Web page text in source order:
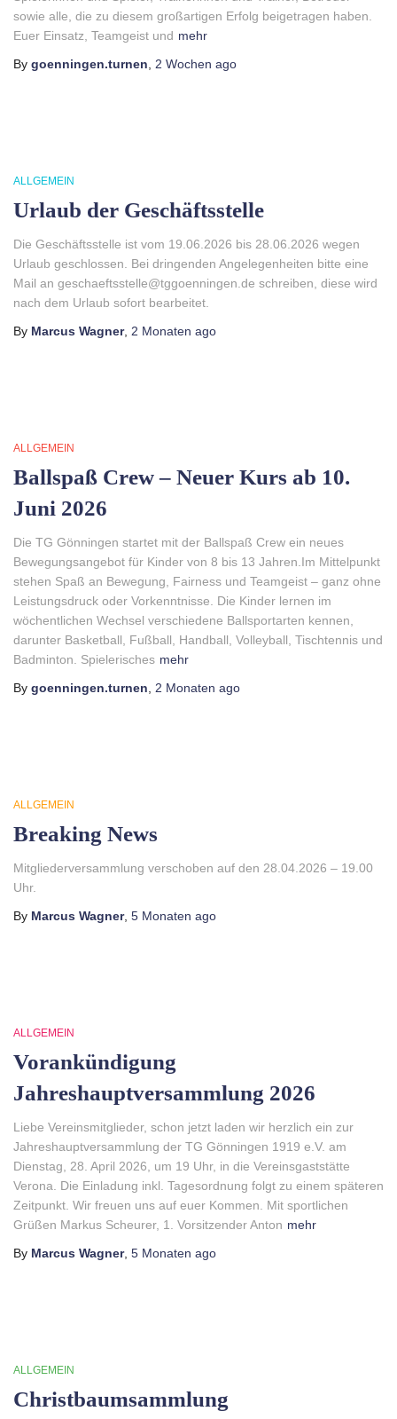
sowie alle, die zu diesem großartigen Erfolg beigetragen haben.
Euer Einsatz, Teamgeist und mehr
By goenningen.turnen 2 Wochen ago
ALLGEMEIN
Urlaub der Geschäftsstelle
Die Geschäftsstelle ist vom 19.06.2026 bis 28.06.2026 wegen
Urlaub geschlossen. Bei dringenden Angelegenheiten bitte eine
Mail an geschaeftsstelle@tggoenningen.de schreiben, diese wird
nach dem Urlaub sofort bearbeitet.
By Marcus Wagner, 2 Monaten ago
ALLGEMEIN
Ballspaß Crew – Neuer Kurs ab 10.
Juni 2026
Die TG Gönningen startet mit der Ballspaß Crew ein neues
Bewegungsangebot für Kinder von 8 bis 13 Jahren.Im Mittelpunkt
stehen Spaß an Bewegung, Fairness und Teamgeist – ganz ohne
Leistungsdruck oder Vorkenntnisse. Die Kinder lernen im
wöchentlichen Wechsel verschiedene Ballsportarten kennen,
darunter Basketball, Fußball, Handball, Volleyball, Tischtennis und
Badminton. Spielerisches mehr
By goenningen.turnen 2 Monaten ago
ALLGEMEIN
Breaking News
Mitgliederversammlung verschoben auf den 28.04.2026 – 19.00
Uhr.
By Marcus Wagner, 5 Monaten ago
ALLGEMEIN
Vorankündigung
Jahreshauptversammlung 2026
Liebe Vereinsmitglieder, schon jetzt laden wir herzlich ein zur
Jahreshauptversammlung der TG Gönningen 1919 e.V. am
Dienstag, 28. April 2026, um 19 Uhr, in die Vereinsgaststätte
Verona. Die Einladung inkl. Tagesordnung folgt zu einem späteren
Zeitpunkt. Wir freuen uns auf euer Kommen. Mit sportlichen
Grüßen Markus Scheurer, 1. Vorsitzender Anton mehr
By Marcus Wagner, 5 Monaten ago
ALLGEMEIN
Christbaumsammlung